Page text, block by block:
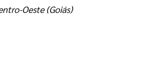
Oeste (Goiás)